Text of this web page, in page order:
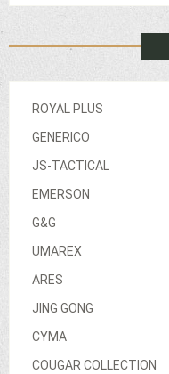
ROYAL PLUS
GENERICO
JS-TACTICAL
EMERSON
G&G
UMAREX
ARES
JING GONG
CYMA
COUGAR COLLECTION